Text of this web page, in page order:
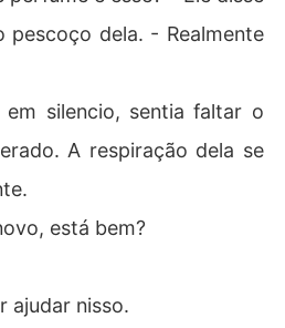
pescoço dela. - Realmente
em silencio, sentia faltar o
A respiração dela se
está bem?
ajudar nisso.